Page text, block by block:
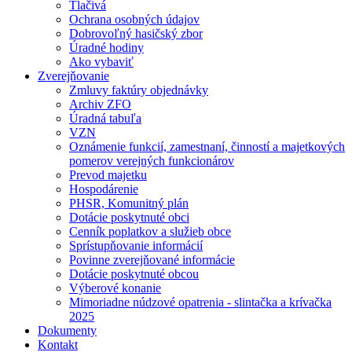
Tlačivá
Ochrana osobných údajov
Dobrovoľný hasičský zbor
Úradné hodiny
Ako vybaviť
Zverejňovanie
Zmluvy faktúry objednávky
Archiv ZFO
Úradná tabuľa
VZN
Oznámenie funkcií, zamestnaní, činností a majetkových
pomerov verejných funkcionárov
Prevod majetku
Hospodárenie
PHSR, Komunitný plán
Dotácie poskytnuté obci
Cenník poplatkov a služieb obce
Sprístupňovanie informácií
Povinne zverejňované informácie
Dotácie poskytnuté obcou
Výberové konanie
Mimoriadne núdzové opatrenia - slintačka a krívačka
2025
Dokumenty
Kontakt